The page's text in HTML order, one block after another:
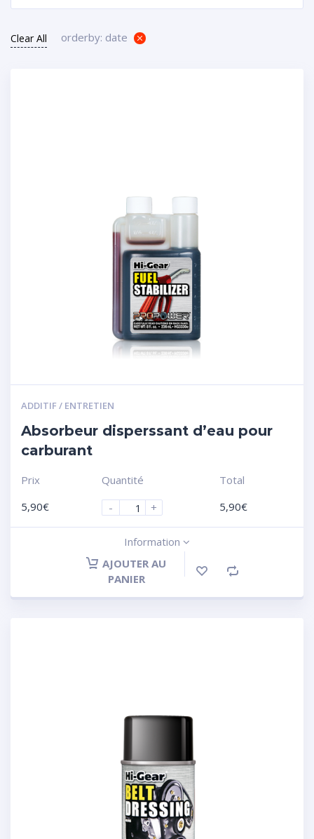
Clear All orderby: date
ADDITIF / ENTRETIEN
Absorbeur disperssant d’eau pour
carburant
Prix
5,90€
Quantité
-
+
Total
5,90€
Information
AJOUTER AU
PANIER